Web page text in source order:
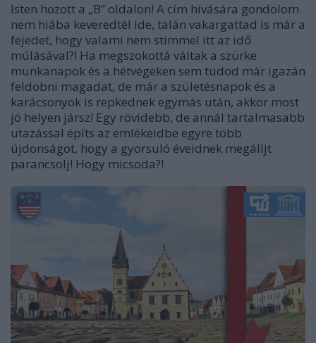
Isten hozott a „B” oldalon! A cím hívására gondolom
nem hiába keveredtél ide, talán vakargattad is már a
fejedet, hogy valami nem stimmel itt az idő
múlásával?! Ha megszokottá váltak a szürke
munkanapok és a hétvégeken sem tudod már igazán
feldobni magadat, de már a születésnapok és a
karácsonyok is repkednek egymás után, akkor most
jó helyen jársz! Egy rövidebb, de annál tartalmasabb
utazással építs az emlékeidbe egyre több
újdonságot, hogy a gyorsuló éveidnek megálljt
parancsolj! Hogy micsoda?!